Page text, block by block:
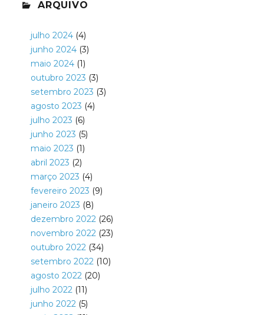
ARQUIVO
julho 2024(4)
junho 2024(3)
maio 2024(1)
outubro 2023 (3)
setembro 2023 (3)
agosto 2023 (4)
julho 2023 (6)
junho 2023 (5)
maio 2023 (1)
abril 2023 (2)
março 2023 (4)
fevereiro 2023 (9)
janeiro 2023 (8)
dezembro 2022(26)
novembro 2022(23)
outubro 2022(34)
setembro 2022(10)
agosto 2022(20)
julho 2022(11)
junho 2022(5)